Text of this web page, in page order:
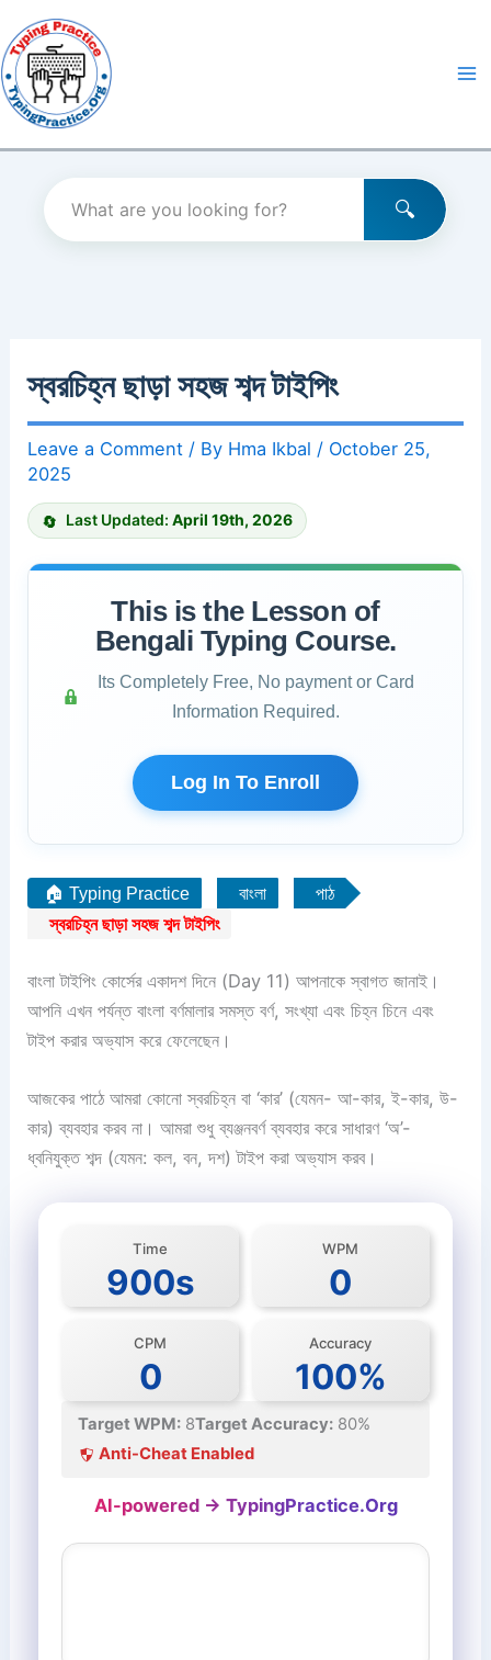
to
content
স্বরচিহ্ন ছাড়া সহজ শব্দ টাইপিং
Leave a Comment / By Hma Ikbal / October 25,
2025
Last Updated:April 19th, 2026
This is the Lesson of
Bengali Typing Course.
Its Completely Free, No payment or Card
Information Required.
Log In To Enroll
🏠 Typing Practice বাংলা
পাঠ
স্বরচিহ্ন ছাড়া সহজ শব্দ টাইপিং
বাংলা টাইপিং কোর্সের একাদশ দিনে (Day 11) আপনাকে স্বাগত জানাই।
আপনি এখন পর্যন্ত বাংলা বর্ণমালার সমস্ত বর্ণ, সংখ্যা এবং চিহ্ন চিনে এবং
টাইপ করার অভ্যাস করে ফেলেছেন।
আজকের পাঠে আমরা কোনো স্বরচিহ্ন বা ‘কার’ (যেমন- আ-কার, ই-কার, উ-
কার) ব্যবহার করব না। আমরা শুধু ব্যঞ্জনবর্ণ ব্যবহার করে সাধারণ ‘অ’-
ধ্বনিযুক্ত শব্দ (যেমন: কল, বন, দশ) টাইপ করা অভ্যাস করব।
Time
900s
WPM
0
CPM
0
Accuracy
100%
Target WPM: 8Target Accuracy: 80%
Anti-Cheat Enabled
AI-powered → TypingPractice.Org